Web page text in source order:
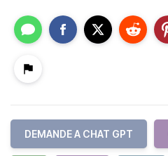
DEMANDE A CHAT GPT